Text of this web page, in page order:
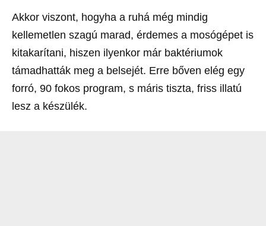
Akkor viszont, hogyha a ruhá még mindig
kellemetlen szagú marad, érdemes a mosógépet is
kitakarítani, hiszen ilyenkor már baktériumok
támadhatták meg a belsejét. Erre bőven elég egy
forró, 90 fokos program, s máris tiszta, friss illatú
lesz a készülék.